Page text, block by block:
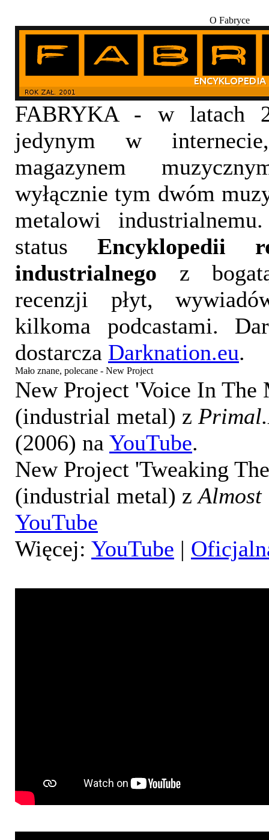
O Fabryce
FABRYKA - w latach
jedynym w
magazynem
wyłącznie tym dwóm
metalowi
status Encyklopedii
industrialnego z
recenzji płyt,
kilkoma podcastami.
dostarcza Darknation.eu.
Mało znane, polecane - New Project
New Project 'Voice In The
(industrial metal) z
(2006) na YouTube.
New Project 'Tweaking
(industrial metal) zAlmost
YouTube
Więcej: YouTube |